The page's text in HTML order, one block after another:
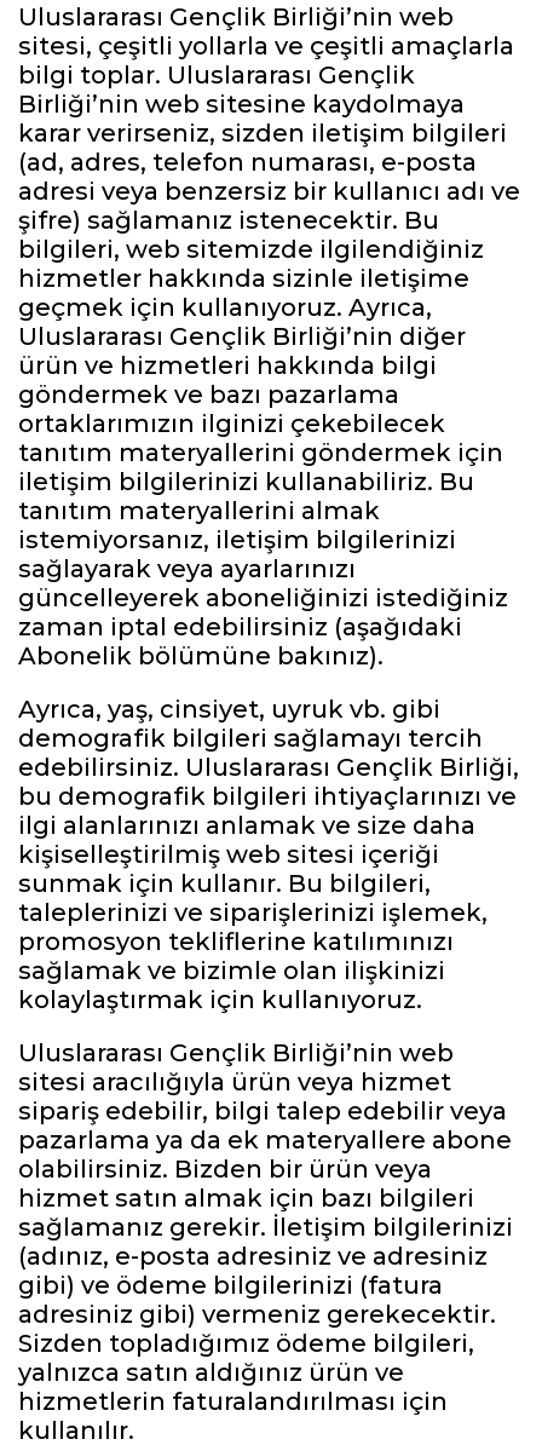
Uluslararası Gençlik Birliği’nin web
sitesi, çeşitli yollarla ve çeşitli amaçlarla
bilgi toplar. Uluslararası Gençlik
Birliği’nin web sitesine kaydolmaya
karar verirseniz, sizden iletişim bilgileri
(ad, adres, telefon numarası, e-posta
adresi veya benzersiz bir kullanıcı adı ve
şifre) sağlamanız istenecektir. Bu
bilgileri, web sitemizde ilgilendiğiniz
hizmetler hakkında sizinle iletişime
geçmek için kullanıyoruz. Ayrıca,
Uluslararası Gençlik Birliği’nin diğer
ürün ve hizmetleri hakkında bilgi
göndermek ve bazı pazarlama
ortaklarımızın ilginizi çekebilecek
tanıtım materyallerini göndermek için
iletişim bilgilerinizi kullanabiliriz. Bu
tanıtım materyallerini almak
istemiyorsanız, iletişim bilgilerinizi
sağlayarak veya ayarlarınızı
güncelleyerek aboneliğinizi istediğiniz
zaman iptal edebilirsiniz (aşağıdaki
Abonelik bölümüne bakınız).
Ayrıca, yaş, cinsiyet, uyruk vb. gibi
demografik bilgileri sağlamayı tercih
edebilirsiniz. Uluslararası Gençlik Birliği,
bu demografik bilgileri ihtiyaçlarınızı ve
ilgi alanlarınızı anlamak ve size daha
kişiselleştirilmiş web sitesi içeriği
sunmak için kullanır. Bu bilgileri,
taleplerinizi ve siparişlerinizi işlemek,
promosyon tekliflerine katılımınızı
sağlamak ve bizimle olan ilişkinizi
kolaylaştırmak için kullanıyoruz.
Uluslararası Gençlik Birliği’nin web
sitesi aracılığıyla ürün veya hizmet
sipariş edebilir, bilgi talep edebilir veya
pazarlama ya da ek materyallere abone
olabilirsiniz. Bizden bir ürün veya
hizmet satın almak için bazı bilgileri
sağlamanız gerekir. İletişim bilgilerinizi
(adınız, e-posta adresiniz ve adresiniz
gibi) ve ödeme bilgilerinizi (fatura
adresiniz gibi) vermeniz gerekecektir.
Sizden topladığımız ödeme bilgileri,
yalnızca satın aldığınız ürün ve
hizmetlerin faturalandırılması için
kullanılır.